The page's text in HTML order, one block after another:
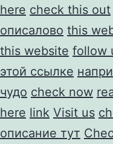
here check this out
описалово this
this website follow
этой ссылке
чудо check now
here link Visit us
описание тут